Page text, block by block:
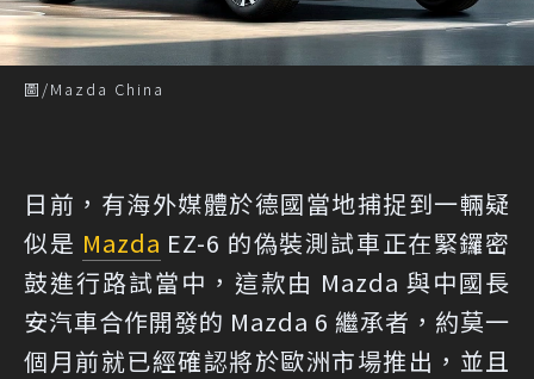
圖/Mazda China
日前，有海外媒體於德國當地捕捉到一輛疑
似是 Mazda EZ-6 的偽裝測試車正在緊鑼密
鼓進行路試當中，這款由 Mazda 與中國長
安汽車合作開發的 Mazda 6 繼承者，約莫一
個月前就已經確認將於歐洲市場推出，並且